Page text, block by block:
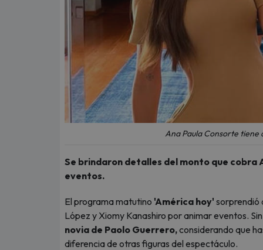
Ana Paula Consorte tiene
Se brindaron detalles del monto que cobra
eventos.
El programa matutino 'América hoy' sorprendió
López y Xiomy Kanashiro por animar eventos.
novia de Paolo Guerrero,considerando que
diferencia de otras figuras del espectáculo.